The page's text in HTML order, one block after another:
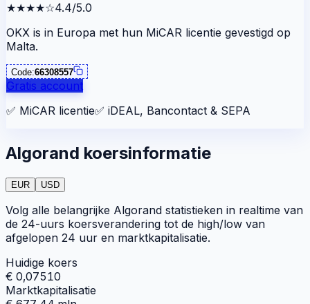
★★★★☆4.4/5.0
OKX is in Europa met hun MiCAR licentie gevestigd op
Malta.
Code:66308557
Gratis account
✅ MiCAR licentie✅ iDEAL, Bancontact & SEPA
Algorand koersinformatie
EUR USD
Volg alle belangrijke Algorand statistieken in realtime van
de 24-uurs koersverandering tot de high/low van
afgelopen 24 uur en marktkapitalisatie.
Huidige koers
€ 0,07510
Marktkapitalisatie